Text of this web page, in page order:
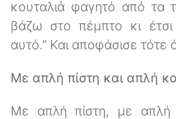
κουταλιά φαγητό από τα
βάζω στο πέμπτο κι
αυτό.” Και αποφάσισε τότε
Με απλή πίστη και απλή
Με απλή πίστη, με απλή